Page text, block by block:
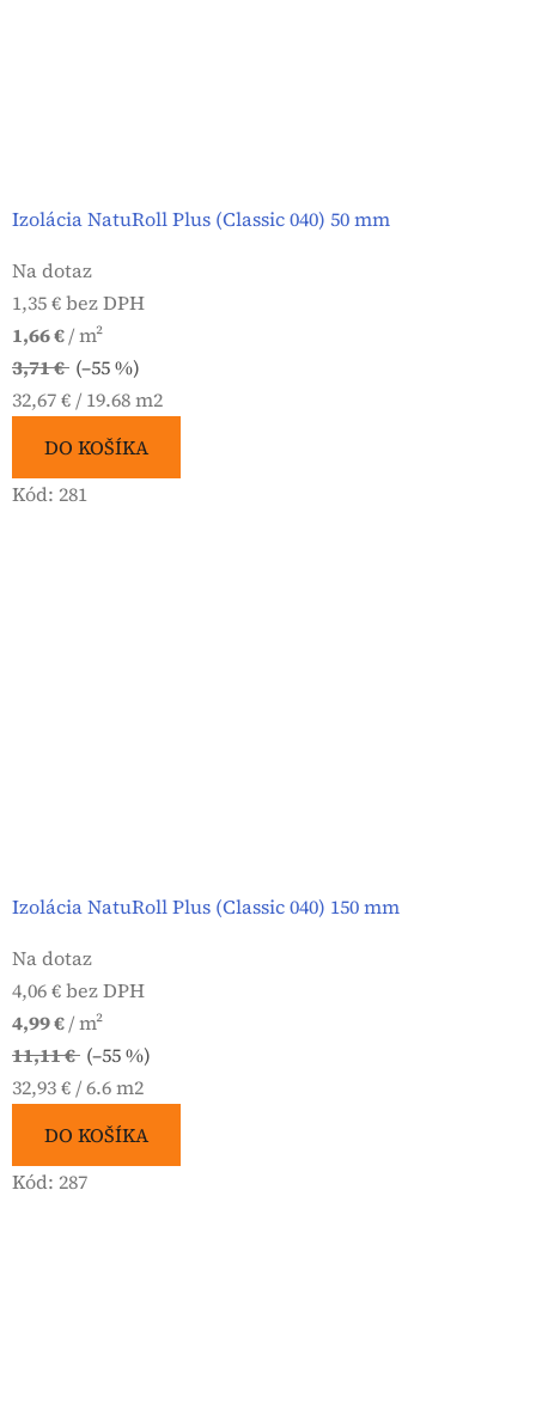
Izolácia NatuRoll Plus (Classic 040) 50 mm
Na dotaz
1,35 € bez DPH
1,66 €/ m²
3,71 € (–55 %)
Jednotková
32,67 € / 19.68 m2
DO KOŠÍKA
Kód: 281
Izolácia NatuRoll Plus (Classic 040) 150 mm
Na dotaz
4,06 € bez DPH
4,99 €/ m²
11,11 € (–55 %)
Jednotková
32,93 € / 6.6 m2
DO KOŠÍKA
Kód: 287